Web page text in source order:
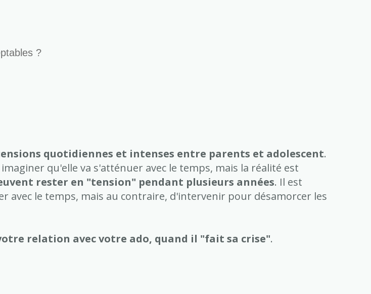
?
quotidiennes et intenses entre parents et adolescent.
qu'elle va s'atténuer avec le temps, mais la réalité est
rester en "tension" pendant plusieurs années. Il est
avec le temps, mais au contraire, d'intervenir pour désamorcer les
relation avec votre ado, quand il "fait sa crise".